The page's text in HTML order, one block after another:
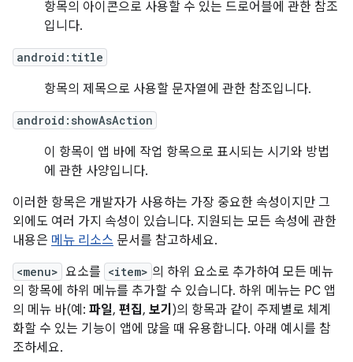
항목의 아이콘으로 사용할 수 있는 드로어블에 관한 참조
입니다.
android:title
항목의 제목으로 사용할 문자열에 관한 참조입니다.
android:showAsAction
이 항목이 앱 바에 작업 항목으로 표시되는 시기와 방법
에 관한 사양입니다.
이러한 항목은 개발자가 사용하는 가장 중요한 속성이지만 그
외에도 여러 가지 속성이 있습니다. 지원되는 모든 속성에 관한
내용은 메뉴 리소스 문서를 참고하세요.
<menu> 요소를 <item> 의 하위 요소로 추가하여 모든 메뉴
의 항목에 하위 메뉴를 추가할 수 있습니다. 하위 메뉴는 PC 앱
의 메뉴 바(예: 파일, 편집 , 보기 )의 항목과 같이 주제별로 체계
화할 수 있는 기능이 앱에 많을 때 유용합니다. 아래 예시를 참
조하세요.